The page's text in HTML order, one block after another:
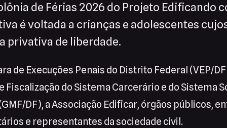
de Férias 2026 do Projeto Edificando
é voltada a crianças e adolescentes
privativa de liberdade.
de Execuções Penais do Distrito Federal (VEP/
Fiscalização do Sistema Carcerário e do Sistema
DF), a Associação Edificar, órgãos públicos,
e representantes da sociedade civil.